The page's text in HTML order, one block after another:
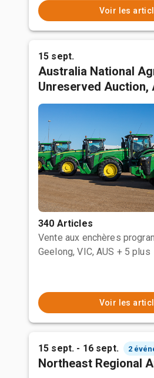
Voir les
15 sept.
Australia National
Unreserved Auction,
340 Articles
Vente aux enchères
Geelong, VIC, AUS + 5 plus
Voir les
15 sept. - 16 sept. 2
Northeast Regional